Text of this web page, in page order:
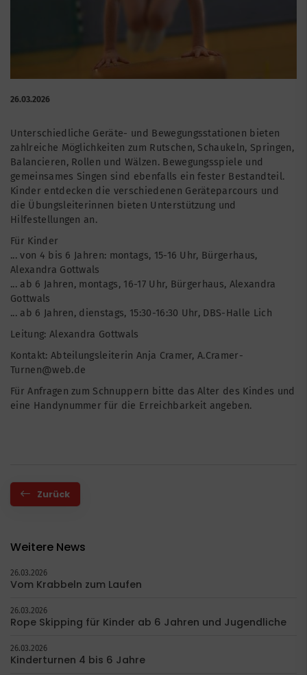
26.03.2026
Unterschiedliche Geräte- und Bewegungsstationen bieten
zahlreiche Möglichkeiten zum Rutschen, Schaukeln, Springen,
Balancieren, Rollen und Wälzen. Bewegungsspiele und
gemeinsames Singen sind ebenfalls ein fester Bestandteil.
Kinder entdecken die verschiedenen Geräteparcours und
die Übungsleiterinnen bieten Unterstützung und
Hilfestellungen an.
Für Kinder
... von 4 bis 6 Jahren: montags, 15-16 Uhr, Bürgerhaus,
Alexandra Gottwals
... ab 6 Jahren, montags, 16-17 Uhr, Bürgerhaus, Alexandra
Gottwals
... ab 6 Jahren, dienstags, 15:30-16:30 Uhr, DBS-Halle Lich
Leitung: Alexandra Gottwals
Kontakt: Abteilungsleiterin Anja Cramer, A.Cramer-
Turnen@web.de
Für Anfragen zum Schnuppern bitte das Alter des Kindes und
eine Handynummer für die Erreichbarkeit angeben.
Zurück
Weitere News
26.03.2026
Vom Krabbeln zum Laufen
26.03.2026
Rope Skipping für Kinder ab 6 Jahren und Jugendliche
26.03.2026
Kinderturnen 4 bis 6 Jahre